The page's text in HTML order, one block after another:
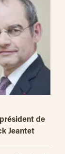
de
Jeantet